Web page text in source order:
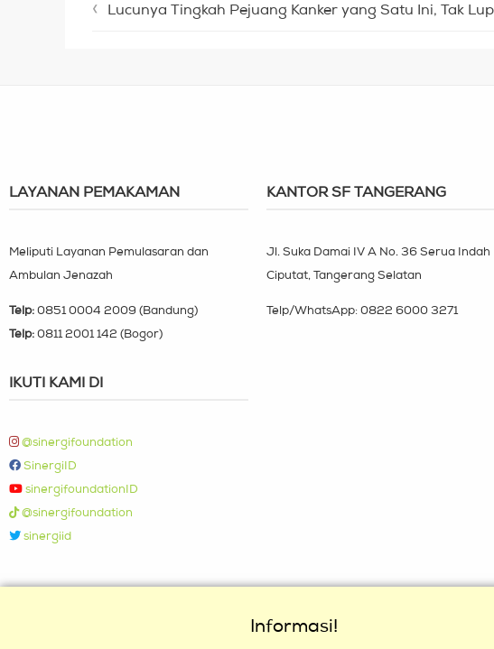
Lucunya Tingkah Pejuang Kanker yang Satu Ini, Tak Lupa Ucapkan Terima Kasih
LAYANAN PEMAKAMAN
Meliputi Layanan Pemulasaran dan
Ambulan Jenazah
Telp: 0851 0004 2009 (Bandung)
Telp: 0811 2001 142 (Bogor)
IKUTI KAMI DI
@sinergifoundation
SinergiID
sinergifoundationID
@sinergifoundation
sinergiid
KANTOR SF TANGERANG
Jl. Suka Damai IV A No. 36 Serua Indah
Ciputat, Tangerang Selatan
Telp/WhatsApp: 0822 6000 3271
Informasi!